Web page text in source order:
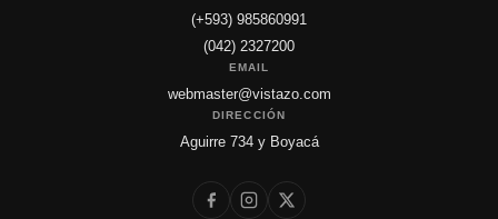
(+593) 985860991
(042) 2327200
EMAIL
webmaster@vistazo.com
DIRECCIÓN
Aguirre 734 y Boyacá